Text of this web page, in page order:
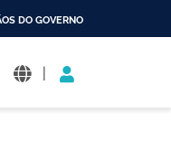
DO GOVERNO
|